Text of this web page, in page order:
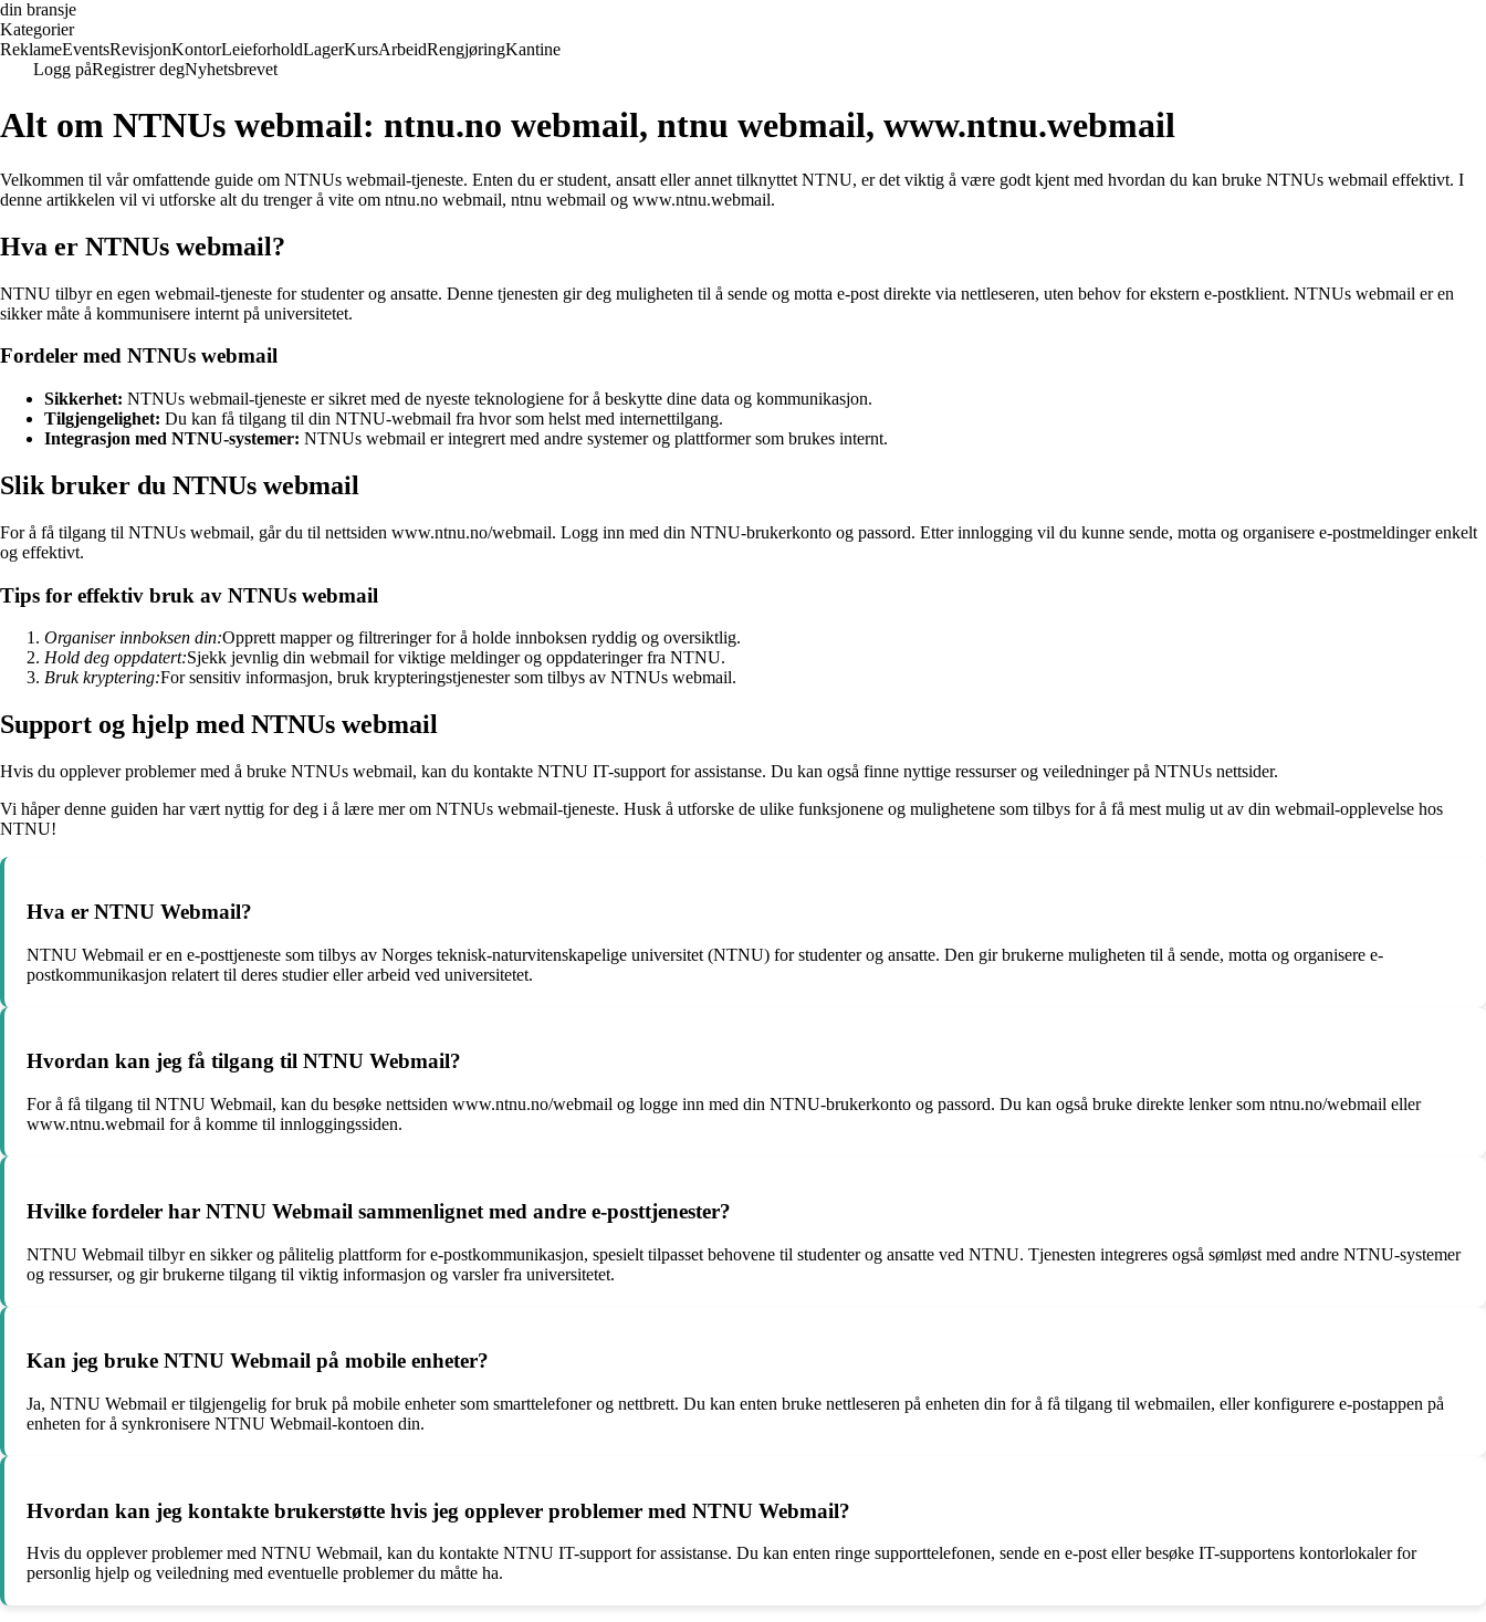
din bransje
Kategorier
ReklameEventsRevisjonKontorLeieforholdLagerKursArbeidRengjøringKantine
Logg påRegistrer degNyhetsbrevet
Alt om NTNUs webmail: ntnu.no webmail, ntnu webmail, www.ntnu.webmail
Velkommen til vår omfattende guide om NTNUs webmail-tjeneste. Enten du er student, ansatt eller annet tilknyttet NTNU, er det viktig å være godt kjent med hvordan du kan bruke NTNUs webmail effektivt. I
denne artikkelen vil vi utforske alt du trenger å vite om ntnu.no webmail, ntnu webmail og www.ntnu.webmail.
Hva er NTNUs webmail?
NTNU tilbyr en egen webmail-tjeneste for studenter og ansatte. Denne tjenesten gir deg muligheten til å sende og motta e-post direkte via nettleseren, uten behov for ekstern e-postklient. NTNUs webmail er en
sikker måte å kommunisere internt på universitetet.
Fordeler med NTNUs webmail
Sikkerhet: NTNUs webmail-tjeneste er sikret med de nyeste teknologiene for å beskytte dine data og kommunikasjon.
Tilgjengelighet: Du kan få tilgang til din NTNU-webmail fra hvor som helst med internettilgang.
Integrasjon med NTNU-systemer: NTNUs webmail er integrert med andre systemer og plattformer som brukes internt.
Slik bruker du NTNUs webmail
For å få tilgang til NTNUs webmail, går du til nettsiden www.ntnu.no/webmail. Logg inn med din NTNU-brukerkonto og passord. Etter innlogging vil du kunne sende, motta og organisere e-postmeldinger enkelt
og effektivt.
Tips for effektiv bruk av NTNUs webmail
Organiser innboksen din:Opprett mapper og filtreringer for å holde innboksen ryddig og oversiktlig.
Hold deg oppdatert:Sjekk jevnlig din webmail for viktige meldinger og oppdateringer fra NTNU.
Bruk kryptering:For sensitiv informasjon, bruk krypteringstjenester som tilbys av NTNUs webmail.
Support og hjelp med NTNUs webmail
Hvis du opplever problemer med å bruke NTNUs webmail, kan du kontakte NTNU IT-support for assistanse. Du kan også finne nyttige ressurser og veiledninger på NTNUs nettsider.
Vi håper denne guiden har vært nyttig for deg i å lære mer om NTNUs webmail-tjeneste. Husk å utforske de ulike funksjonene og mulighetene som tilbys for å få mest mulig ut av din webmail-opplevelse hos
NTNU!
Hva er NTNU Webmail?
NTNU Webmail er en e-posttjeneste som tilbys av Norges teknisk-naturvitenskapelige universitet (NTNU) for studenter og ansatte. Den gir brukerne muligheten til å sende, motta og organisere e-
postkommunikasjon relatert til deres studier eller arbeid ved universitetet.
Hvordan kan jeg få tilgang til NTNU Webmail?
For å få tilgang til NTNU Webmail, kan du besøke nettsiden www.ntnu.no/webmail og logge inn med din NTNU-brukerkonto og passord. Du kan også bruke direkte lenker som ntnu.no/webmail eller
www.ntnu.webmail for å komme til innloggingssiden.
Hvilke fordeler har NTNU Webmail sammenlignet med andre e-posttjenester?
NTNU Webmail tilbyr en sikker og pålitelig plattform for e-postkommunikasjon, spesielt tilpasset behovene til studenter og ansatte ved NTNU. Tjenesten integreres også sømløst med andre NTNU-systemer
og ressurser, og gir brukerne tilgang til viktig informasjon og varsler fra universitetet.
Kan jeg bruke NTNU Webmail på mobile enheter?
Ja, NTNU Webmail er tilgjengelig for bruk på mobile enheter som smarttelefoner og nettbrett. Du kan enten bruke nettleseren på enheten din for å få tilgang til webmailen, eller konfigurere e-postappen på
enheten for å synkronisere NTNU Webmail-kontoen din.
Hvordan kan jeg kontakte brukerstøtte hvis jeg opplever problemer med NTNU Webmail?
Hvis du opplever problemer med NTNU Webmail, kan du kontakte NTNU IT-support for assistanse. Du kan enten ringe supporttelefonen, sende en e-post eller besøke IT-supportens kontorlokaler for
personlig hjelp og veiledning med eventuelle problemer du måtte ha.